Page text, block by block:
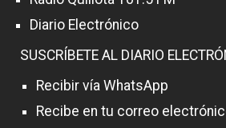
Diario Electrónico
SUSCRÍBETE AL DIARIO
Recibir vía WhatsApp
Recibe en tu correo